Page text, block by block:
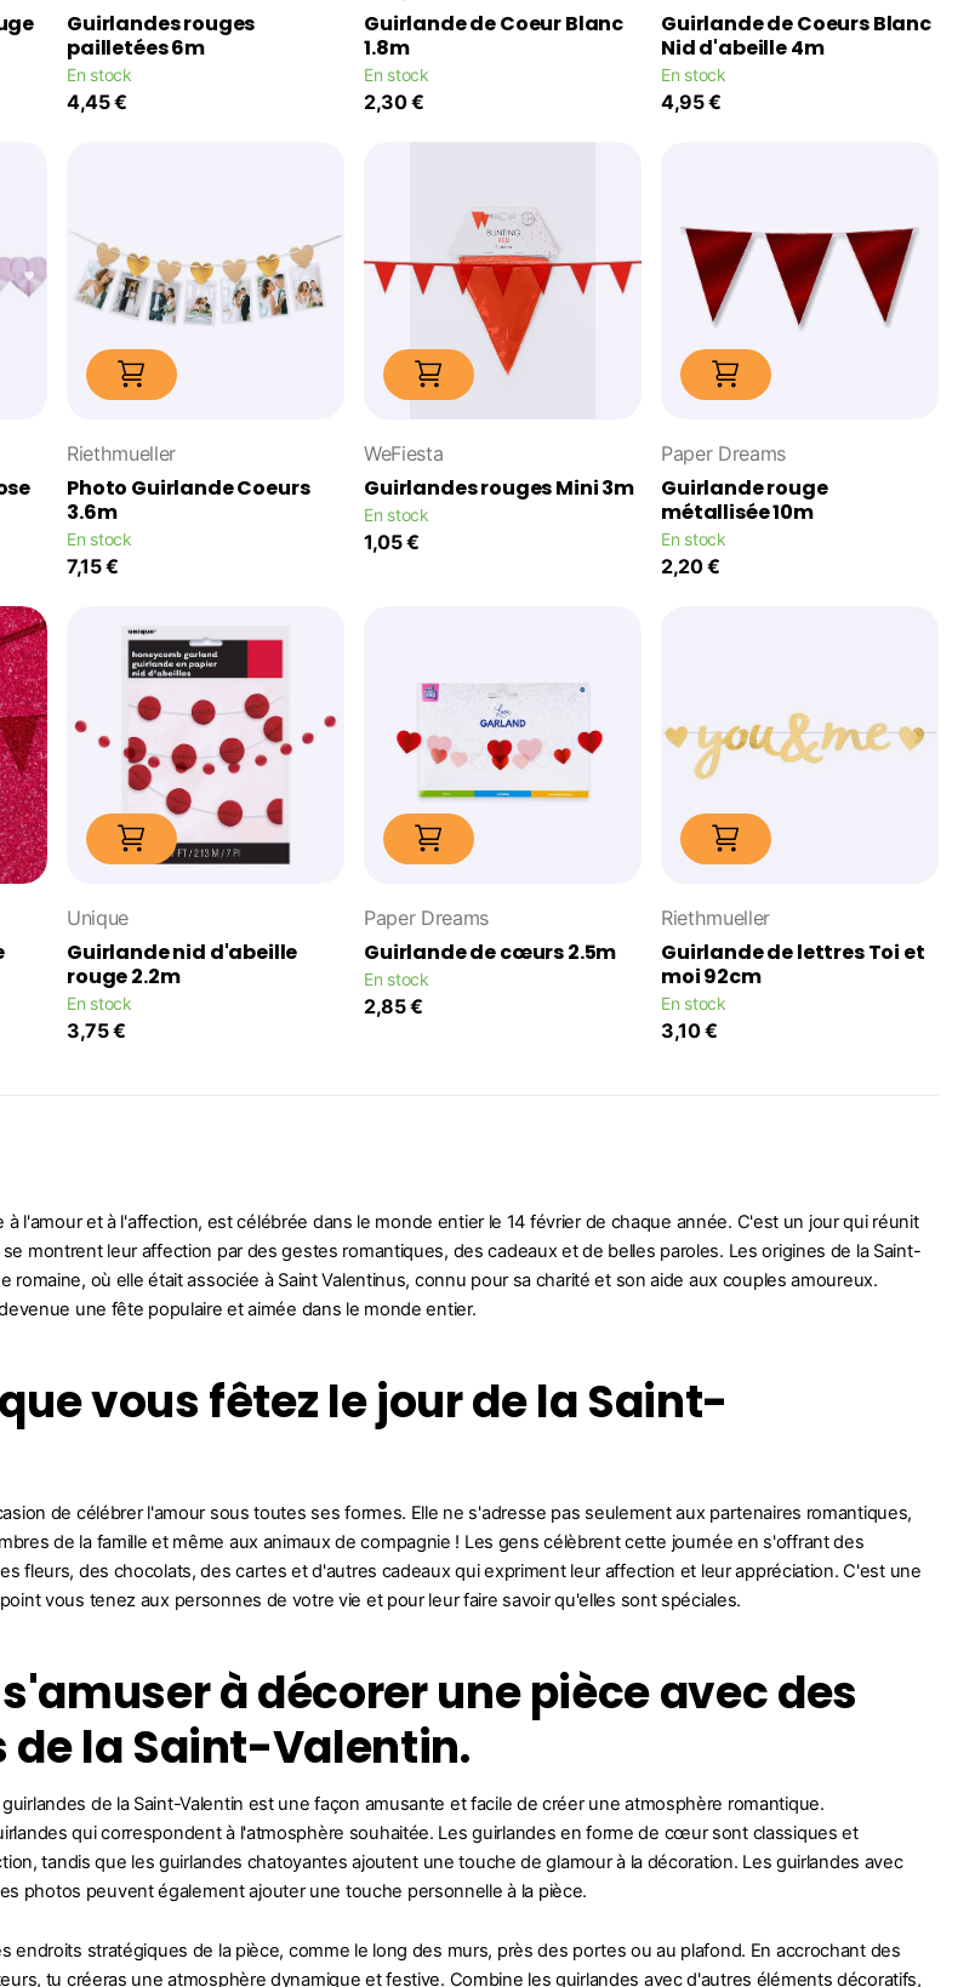
Guirlandes rouges
pailletées 6m
En stock
4,45 €
Guirlande de Coeur Blanc
1.8m
En stock
2,30 €
Guirlande de Coeurs Blanc
Nid d'abeille 4m
En stock
4,95 €
Riethmueller
Photo Guirlande Coeurs
3.6m
En stock
7,15 €
WeFiesta
Guirlandes rouges Mini 3m
En stock
1,05 €
Paper Dreams
Guirlande rouge
métallisée 10m
En stock
2,20 €
Unique
Guirlande nid d'abeille
rouge 2.2m
En stock
3,75 €
Paper Dreams
Guirlande de cœurs 2.5m
En stock
2,85 €
Riethmueller
Guirlande de lettres Toi et
moi 92cm
En stock
3,10 €
à l'amour et à l'affection, est célébrée dans le monde entier le 14 février de chaque année. C'est un jour qui réunit
montrent leur affection par des gestes romantiques, des cadeaux et de belles paroles. Les origines de la Saint-
romaine, où elle était associée à Saint Valentinus, connu pour sa charité et son aide aux couples amoureux.
une fête populaire et aimée dans le monde entier.
vous fêtez le jour de la Saint-
de célébrer l'amour sous toutes ses formes. Elle ne s'adresse pas seulement aux partenaires romantiques,
de la famille et même aux animaux de compagnie ! Les gens célèbrent cette journée en s'offrant des
fleurs, des chocolats, des cartes et d'autres cadeaux qui expriment leur affection et leur appréciation. C'est une
vous tenez aux personnes de votre vie et pour leur faire savoir qu'elles sont spéciales.
à décorer une pièce avec des
de la Saint-Valentin.
de la Saint-Valentin est une façon amusante et facile de créer une atmosphère romantique.
qui correspondent à l'atmosphère souhaitée. Les guirlandes en forme de cœur sont classiques et
tandis que les guirlandes chatoyantes ajoutent une touche de glamour à la décoration. Les guirlandes avec
photos peuvent également ajouter une touche personnelle à la pièce.
endroits stratégiques de la pièce, comme le long des murs, près des portes ou au plafond. En accrochant des
tu créeras une atmosphère dynamique et festive. Combine les guirlandes avec d'autres éléments décoratifs,